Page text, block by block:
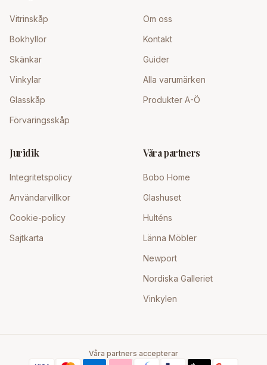
Vitrinskåp
Bokhyllor
Skänkar
Vinkylar
Glasskåp
Förvaringsskåp
Om oss
Kontakt
Guider
Alla varumärken
Produkter A-Ö
Juridik
Integritetspolicy
Användarvillkor
Cookie-policy
Sajtkarta
Våra partners
Bobo Home
Glashuset
Hulténs
Länna Möbler
Newport
Nordiska Galleriet
Vinkylen
Våra partners accepterar